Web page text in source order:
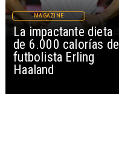
La impactante dieta
de 6.000 calorías del
futbolista Erling
Haaland
MAGAZINE